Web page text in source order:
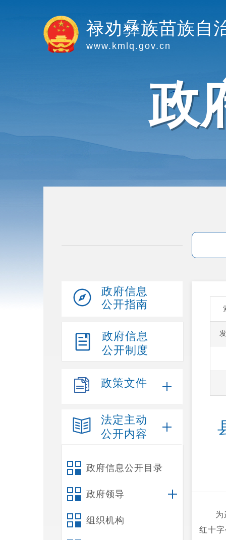
禄劝彝族苗族自
www.kmlq.gov.cn
政
政府信息
公开指南
政府信息
公开制度
政策文件
法定主动
公开内容
政府信息公开目录
政府领导
组织机构
为
红十